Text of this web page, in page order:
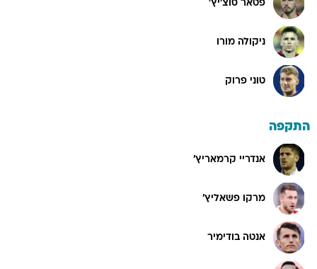
פטאר סוצ'יץ'
ניקולה מורו
טוני פרוק
התקפה
אנדריי קרמאריץ'
מרקו פשאליץ'
אנטה בודימיר